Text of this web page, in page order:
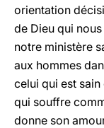
orientation
de Dieu qui
notre ministère
aux hommes
celui qui est
qui souffre
donne son